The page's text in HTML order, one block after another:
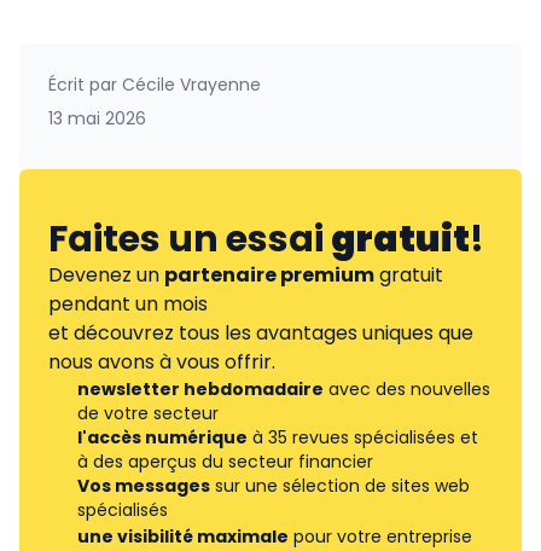
Écrit par Cécile Vrayenne
13 mai 2026
Faites un essaigratuit!
Devenez un partenaire premiumgratuit
pendant un mois
et découvrez tous les avantages uniques que
nous avons à vous offrir.
newsletter hebdomadaire avec des nouvelles
de votre secteur
l'accès numérique à 35 revues spécialisées et
à des aperçus du secteur financier
Vos messages sur une sélection de sites web
spécialisés
une visibilité maximale pour votre entreprise